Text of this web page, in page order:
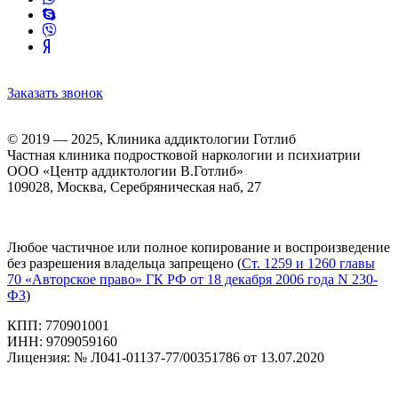
Заказать звонок
© 2019 — 2025, Клиника аддиктологии Готлиб
Частная клиника подростковой наркологии и психиатрии
ООО «Центр аддиктологии В.Готлиб»
109028, Москва, Серебряническая наб, 27
Любое частичное или полное копирование и воспроизведение
без разрешения владельца запрещено (Ст. 1259 и 1260 главы
70 «Авторское право» ГК РФ от 18 декабря 2006 года N 230-
ФЗ)
КПП: 770901001
ИНН: 9709059160
Лицензия: № Л041-01137-77/00351786 от 13.07.2020